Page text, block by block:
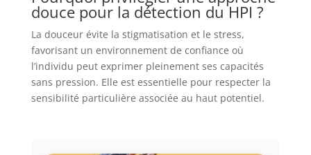
douce pour la détection du HPI ?
La douceur évite la stigmatisation et le stress,
favorisant un environnement de confiance où
l’individu peut exprimer pleinement ses capacités
sans pression. Elle est essentielle pour respecter la
sensibilité particulière associée au haut potentiel.